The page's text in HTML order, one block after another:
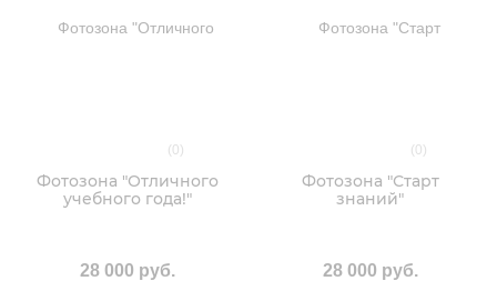
(0)
Фотозона "Отличного
учебного года!"
28 000 руб.
(0)
Фотозона "Старт
знаний"
28 000 руб.